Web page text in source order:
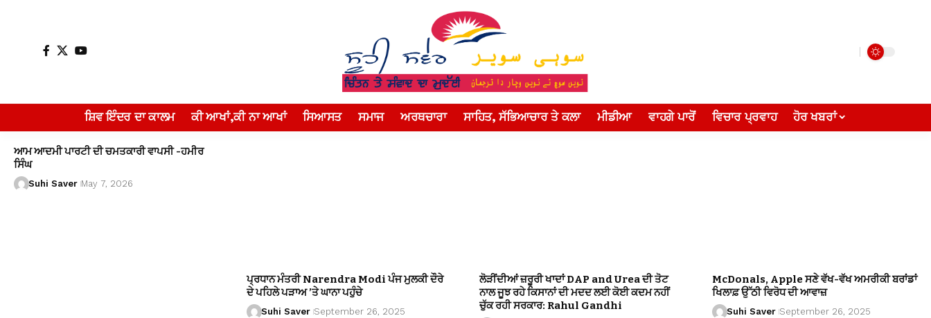
ਸ਼ਿਵ ਇੰਦਰ ਦਾ ਕਾਲਮ ਕੀ ਆਖਾਂ,ਕੀ ਨਾ ਆਖਾਂ ਸਿਆਸਤ ਸਮਾਜ ਅਰਥਚਾਰਾ ਸਾਹਿਤ, ਸੱਭਿਆਚਾਰ ਤੇ ਕਲਾ ਮੀਡੀਆ ਵਾਹਗੇ ਪਾਰੋਂ ਵਿਚਾਰ ਪ੍ਰਵਾਹ ਹੋਰ ਖਬਰਾਂ
ਆਮ ਆਦਮੀ ਪਾਰਟੀ ਦੀ ਚਮਤਕਾਰੀ ਵਾਪਸੀ -ਹਮੀਰ
ਸਿੰਘ
Suhi Saver May 7, 2026
ਪ੍ਰਧਾਨ ਮੰਤਰੀ Narendra Modi ਪੰਜ ਮੁਲਕੀ ਦੌਰੇ
ਦੇ ਪਹਿਲੇ ਪੜਾਅ ’ਤੇ ਘਾਨਾ ਪਹੁੰਚੇ
Suhi Saver September 26, 2025
ਲੋੜੀਂਦੀਆਂ ਜ਼ਰੂਰੀ ਖਾਦਾਂ DAP and Urea ਦੀ ਤੋਟ
ਨਾਲ ਜੂਝ ਰਹੇ ਕਿਸਾਨਾਂ ਦੀ ਮਦਦ ਲਈ ਕੋਈ ਕਦਮ ਨਹੀਂ
ਚੁੱਕ ਰਹੀ ਸਰਕਾਰ: Rahul Gandhi
McDonals, Apple ਸਣੇ ਵੱਖ-ਵੱਖ ਅਮਰੀਕੀ ਬਰਾਂਡਾਂ
ਖਿਲਾਫ਼ ਉੱਠੀ ਵਿਰੋਧ ਦੀ ਆਵਾਜ਼
Suhi Saver September 26, 2025